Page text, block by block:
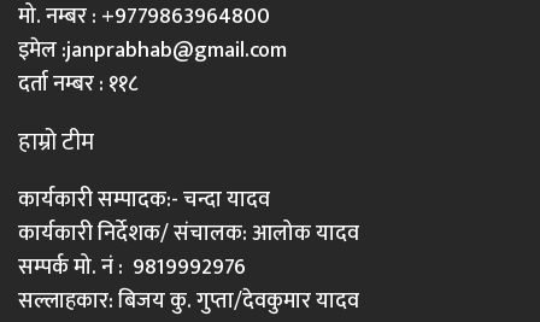
मो. नम्बर : +9779863964800
इमेल :janprabhab@gmail.com
दर्ता नम्बर : ११८
हाम्रो टीम
कार्यकारी सम्पादक:- चन्दा यादव
कार्यकारी निर्देशक/ संचालक: आलोक यादव
सम्पर्क मो. नं : 9819992976
सल्लाहकार: बिजय कु. गुप्ता/देवकुमार यादव